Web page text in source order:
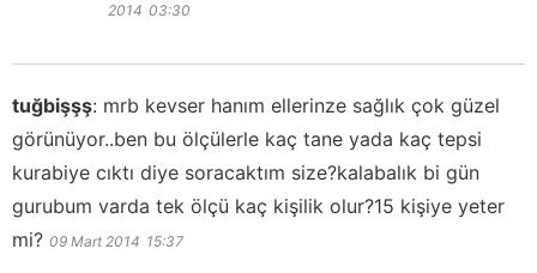
2014 03:30
tuğbişşş: mrb kevser hanım ellerinze sağlık çok güzel
görünüyor..ben bu ölçülerle kaç tane yada kaç tepsi
kurabiye cıktı diye soracaktım size?kalabalık bi gün
gurubum varda tek ölçü kaç kişilik olur?15 kişiye yeter
mi? 09 Mart 2014 15:37